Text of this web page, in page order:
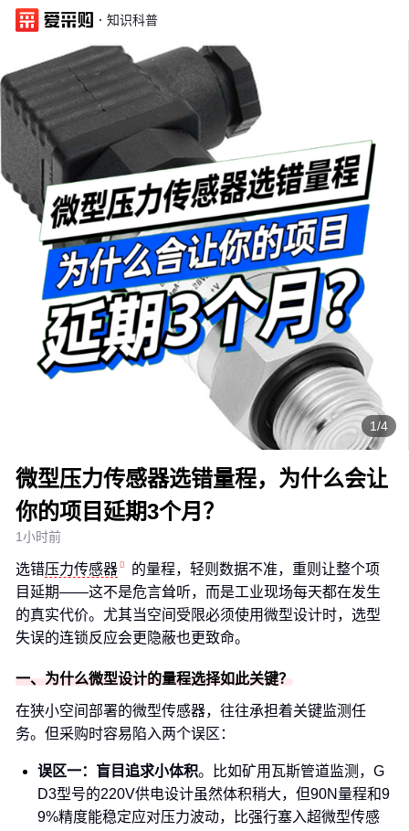
· 知识科普
1/4
微型压力传感器选错量程，为什么会让
你的项目延期3个月？
1小时前
选错压力传感器
的量程，轻则数据不准，重则让整个项
目延期——这不是危言耸听，而是工业现场每天都在发生
的真实代价。尤其当空间受限必须使用微型设计时，选型
失误的连锁反应会更隐蔽也更致命。
一、为什么微型设计的量程选择如此关键？
在狭小空间部署的微型传感器，往往承担着关键监测任
务。但采购时容易陷入两个误区：
误区一：盲目追求小体积。比如矿用瓦斯管道监测，G
D3型号的220V供电设计虽然体积稍大，但90N量程和9
9%精度能稳定应对压力波动，比强行塞入超微型传感